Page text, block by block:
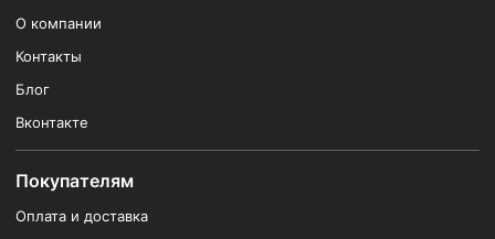
О компании
Контакты
Блог
Вконтакте
Покупателям
Оплата и доставка